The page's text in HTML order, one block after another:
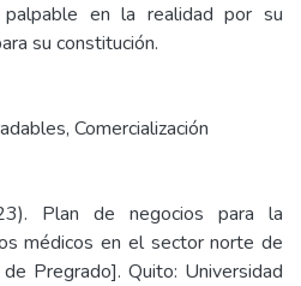
en la realidad por su
su constitución.
, Comercialización
Plan de negocios para la
médicos en el sector norte de
Pregrado]. Quito: Universidad